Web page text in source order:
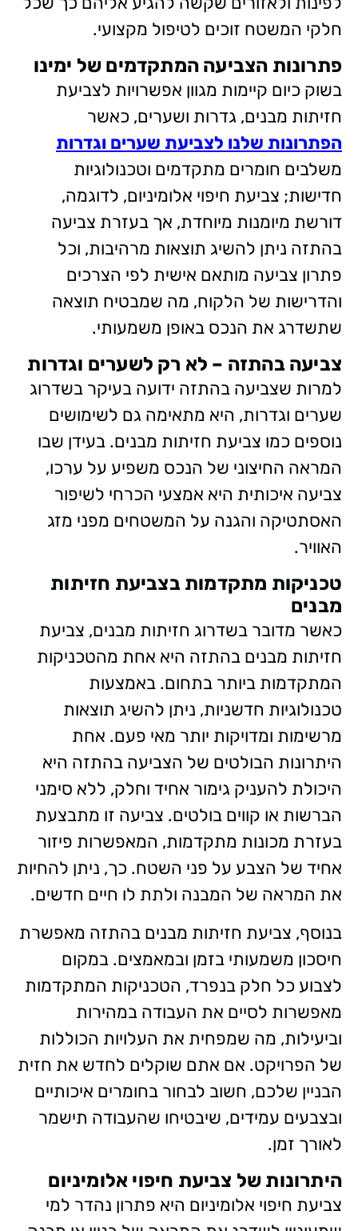
חלקי המשטח זוכים לטיפול מקצועי.
פתרונות הצביעה המתקדמים של ימינו
בשוק כיום קיימות מגוון אפשרויות לצביעת
חזיתות מבנים, גדרות ושערים, כאשר
הפתרונות שלנו לצביעת שערים וגדרות
משלבים חומרים מתקדמים וטכנולוגיות
חדישות; צביעת חיפוי אלומיניום, לדוגמה,
דורשת מיומנות מיוחדת, אך בעזרת צביעה
בהתזה ניתן להשיג תוצאות מרהיבות, וכל
פתרון צביעה מותאם אישית לפי הצרכים
והדרישות של הלקוח, מה שמבטיח תוצאה
שתשדרג את הנכס באופן משמעותי.
צביעה בהתזה – לא רק לשערים וגדרות
למרות שצביעה בהתזה ידועה בעיקר בשדרוג
שערים וגדרות, היא מתאימה גם לשימושים
נוספים כמו צביעת חזיתות מבנים. בעידן שבו
המראה החיצוני של הנכס משפיע על ערכו,
צביעה איכותית היא אמצעי הכרחי לשיפור
האסתטיקה והגנה על המשטחים מפני מזג
האוויר.
טכניקות מתקדמות בצביעת חזיתות
מבנים
כאשר מדובר בשדרוג חזיתות מבנים, צביעת
חזיתות מבנים בהתזה היא אחת מהטכניקות
המתקדמות ביותר בתחום. באמצעות
טכנולוגיות חדשניות, ניתן להשיג תוצאות
מרשימות ומדויקות יותר מאי פעם. אחת
היתרונות הבולטים של הצביעה בהתזה היא
היכולת להעניק גימור אחיד וחלק, ללא סימני
הברשות או קווים בולטים. צביעה זו מתבצעת
בעזרת מכונות מתקדמות, המאפשרות פיזור
אחיד של הצבע על פני השטח. כך, ניתן להחיות
את המראה של המבנה ולתת לו חיים חדשים.
בנוסף, צביעת חזיתות מבנים בהתזה מאפשרת
חיסכון משמעותי בזמן ובמאמצים. במקום
לצבוע כל חלק בנפרד, הטכניקות המתקדמות
מאפשרות לסיים את העבודה במהירות
וביעילות, מה שמפחית את העלויות הכוללות
של הפרויקט. אם אתם שוקלים לחדש את חזית
הבניין שלכם, חשוב לבחור בחומרים איכותיים
ובצבעים עמידים, שיבטיחו שהעבודה תישמר
לאורך זמן.
היתרונות של צביעת חיפוי אלומיניום
צביעת חיפוי אלומיניום היא פתרון נהדר למי